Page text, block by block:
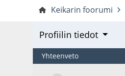
Keikarin foorumi
Profiilin tiedot
Yhteenveto